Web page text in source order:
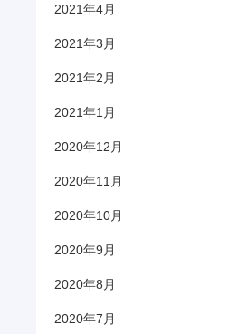
2021年4月
2021年3月
2021年2月
2021年1月
2020年12月
2020年11月
2020年10月
2020年9月
2020年8月
2020年7月